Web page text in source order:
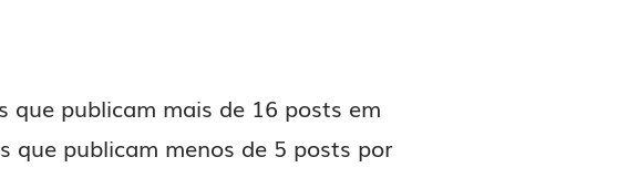
que publicam mais de 16 posts em
que publicam menos de 5 posts por